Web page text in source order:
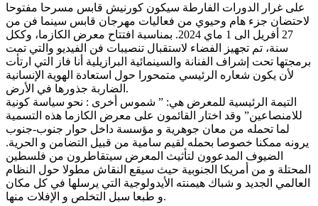
على غرار الدورات الفارطة سيكون كورنيش قابس مسرحا مفتوحا
لاحتضان جزء هام وحيوي من فعاليات مهرجان قابس سينما فن من
27 أفريل الى 1 ماي 2024. بمناسبة افتتاح معرض الكازما، وككل
سنة، تم تجهيز الفضاء لاستقبال تنصيبات فن الفيديو والتي تمت
برمجتها تحت إشراف الفنانة والسينمائية البرازيلية أنا فاز التي ارتأت
لأن يكون شعاره الرئيسي متمحورا حول استعادة الهوية الإنسانية
الضاربة جذورها في الأرض.
التيمة الرئيسية للمعرض هي: ” شموس أخرى : نحو سياسة كونية
للامنصاعين” وقد اختار القائمون على معرض الكازما هذه التسمية
لما تحمله من معان جوهرية و مؤسسة داخل حوار جنوب-جنوب
يرونه ممكنا خصوصا بحمله لقيم سامية من قبيل التضامن و الحرية.
الضيوف المدعوون لتأثيث المعرض سيتقاطرون من فلسطين
المحتلة و من أمريكا الجنوبية حيث سيقع النقاش مطولا حول النظام
العالمي الجديد و شباك هيمنته الأيدولوجية التي يرسلها في كل مكان
و طبعا سبل التخلص و الإفلات منها.